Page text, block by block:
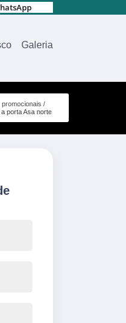
Galeria
porta Asa norte